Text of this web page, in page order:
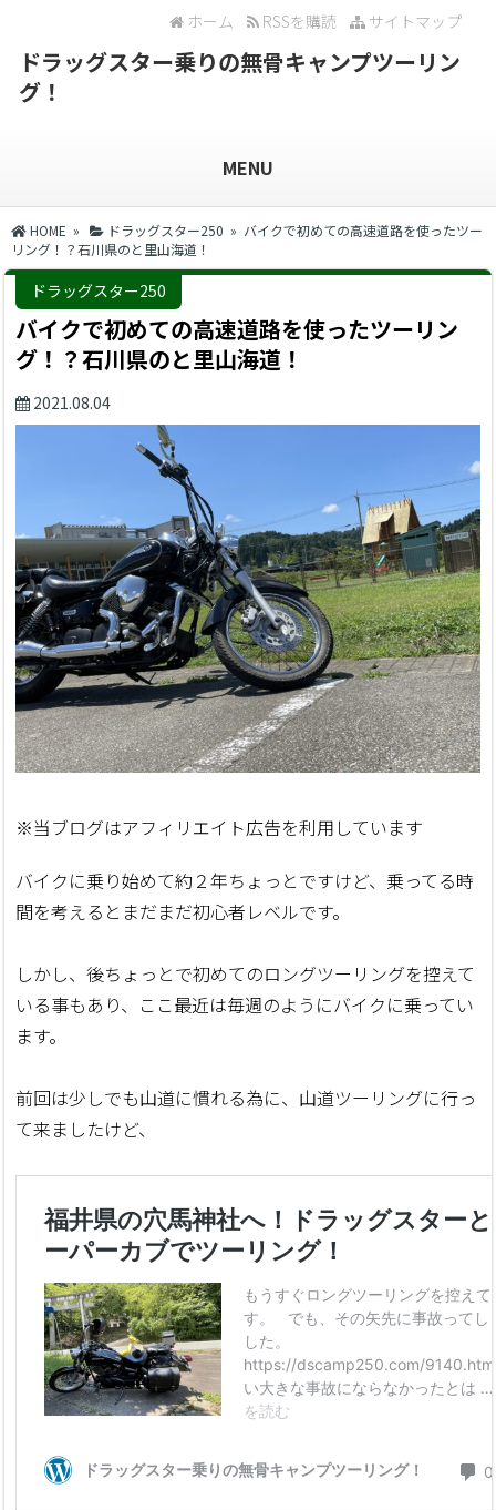
サイトマップ
RSSを購読
ホーム
ドラッグスター乗りの無骨キャンプツーリン
グ！
MENU
HOME » ドラッグスター250 » バイクで初めての高速道路を使ったツー
リング！？石川県のと里山海道！
ドラッグスター250
バイクで初めての高速道路を使ったツーリン
グ！？石川県のと里山海道！
2021.08.04
※当ブログはアフィリエイト広告を利用しています
バイクに乗り始めて約２年ちょっとですけど、乗ってる時
間を考えるとまだまだ初心者レベルです。
しかし、後ちょっとで初めてのロングツーリングを控えて
いる事もあり、ここ最近は毎週のようにバイクに乗ってい
ます。
前回は少しでも山道に慣れる為に、山道ツーリングに行っ
て来ましたけど、